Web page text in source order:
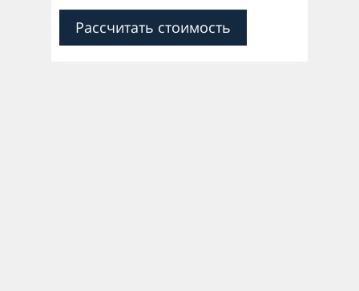
Рассчитать стоимость